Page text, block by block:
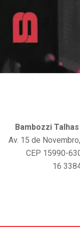
Bambozzi
Av. 15 de
CEP 15990-
16